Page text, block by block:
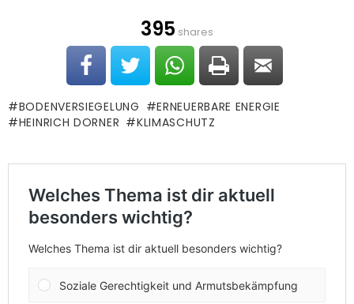
395 shares
BODENVERSIEGELUNG
ERNEUERBARE ENERGIE
HEINRICH DORNER
KLIMASCHUTZ